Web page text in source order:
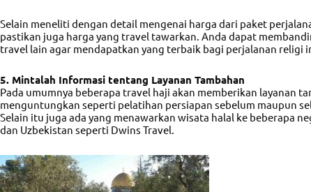
Selain meneliti dengan detail mengenai harga dari paket
pastikan juga harga yang travel tawarkan. Anda dapat
travel lain agar mendapatkan yang terbaik bagi perjalanan religi
5. Mintalah Informasi tentang Layanan Tambahan
Pada umumnya beberapa travel haji akan memberikan layanan
menguntungkan seperti pelatihan persiapan sebelum maupun
Selain itu juga ada yang menawarkan wisata halal ke beberapa
dan Uzbekistan seperti Dwins Travel.